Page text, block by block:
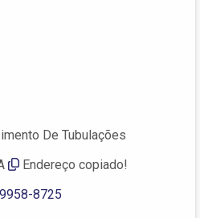
De Tubulações
Endereço copiado!
8725